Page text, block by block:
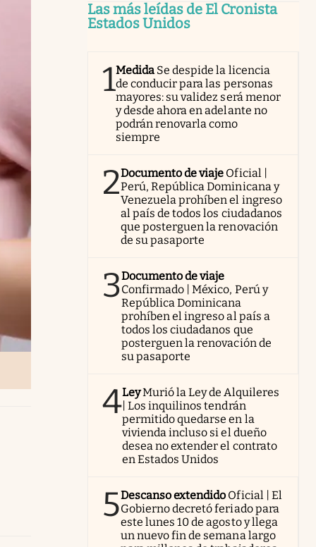
Las más leídas de El Cronista
Estados Unidos
1Medida Se despide la licencia
de conducir para las personas
mayores: su validez será menor
y desde ahora en adelante no
podrán renovarla como
siempre
2Documento de viaje Oficial |
Perú, República Dominicana y
Venezuela prohíben el ingreso
al país de todos los ciudadanos
que posterguen la renovación
de su pasaporte
3Documento de viaje
Confirmado | México, Perú y
República Dominicana
prohíben el ingreso al país a
todos los ciudadanos que
posterguen la renovación de
su pasaporte
4LeyMurió la Ley de Alquileres
| Los inquilinos tendrán
permitido quedarse en la
vivienda incluso si el dueño
desea no extender el contrato
en Estados Unidos
5Descanso extendido Oficial | El
Gobierno decretó feriado para
este lunes 10 de agosto y llega
un nuevo fin de semana largo